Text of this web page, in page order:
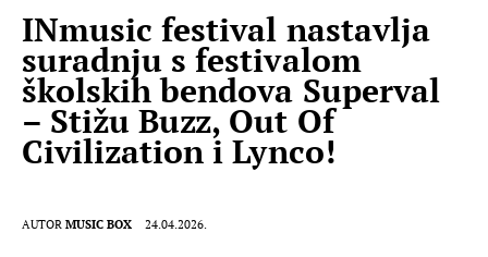
INmusic festival nastavlja
suradnju s festivalom
školskih bendova Superval
– Stižu Buzz, Out Of
Civilization i Lynco!
AUTOR MUSIC BOX 24.04.2026.